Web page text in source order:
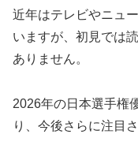
近年はテレビやニュ
いますが、初見では
ありません。
2026年の日本選手権
り、今後さらに注目